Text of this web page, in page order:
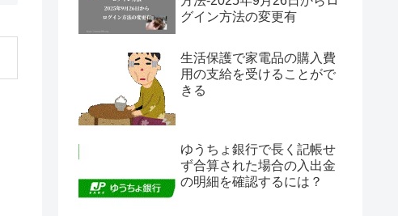
グイン方法の変更有
生活保護で家電品の購入費
用の支給を受けることがで
きる
ゆうちょ銀行で長く記帳せ
ず合算された場合の入出金
の明細を確認するには？